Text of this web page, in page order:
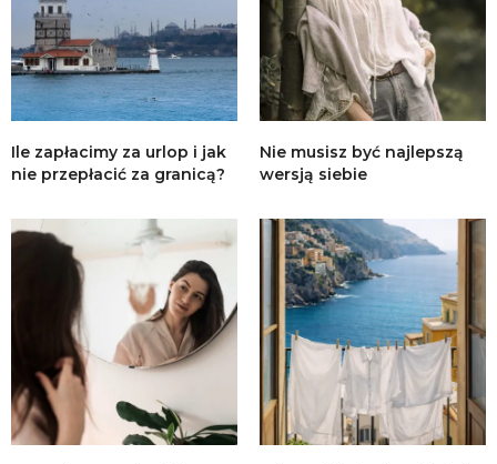
Ile zapłacimy za urlop i jak
nie przepłacić za granicą?
Nie musisz być najlepszą
wersją siebie